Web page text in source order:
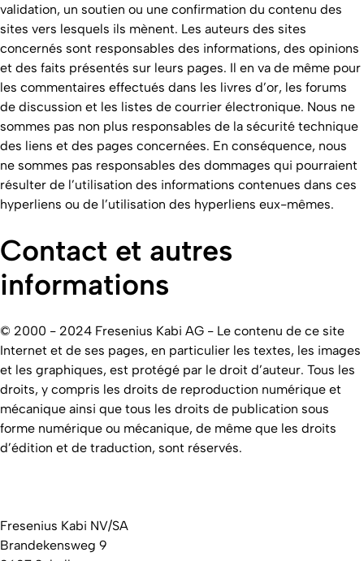
validation, un soutien ou une confirmation du contenu des
sites vers lesquels ils mènent. Les auteurs des sites
concernés sont responsables des informations, des opinions
et des faits présentés sur leurs pages. Il en va de même pour
les commentaires effectués dans les livres d’or, les forums
de discussion et les listes de courrier électronique. Nous ne
sommes pas non plus responsables de la sécurité technique
des liens et des pages concernées. En conséquence, nous
ne sommes pas responsables des dommages qui pourraient
résulter de l’utilisation des informations contenues dans ces
hyperliens ou de l’utilisation des hyperliens eux-mêmes.
Contact et autres
informations
© 2000 - 2024 Fresenius Kabi AG - Le contenu de ce site
Internet et de ses pages, en particulier les textes, les images
et les graphiques, est protégé par le droit d’auteur. Tous les
droits, y compris les droits de reproduction numérique et
mécanique ainsi que tous les droits de publication sous
forme numérique ou mécanique, de même que les droits
d’édition et de traduction, sont réservés.
Fresenius Kabi NV/SA
Brandekensweg 9 ​